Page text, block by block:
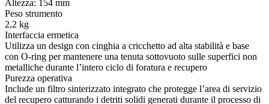
Altezza: 154 mm
Peso strumento
2,2 kg
Interfaccia ermetica
Utilizza un design con cinghia a cricchetto ad alta stabilità e base
con O-ring per mantenere una tenuta sottovuoto sulle superfici non
metalliche durante l’intero ciclo di foratura e recupero
Purezza operativa
Include un filtro sinterizzato integrato che protegge l’area di servizio
del recupero catturando i detriti solidi generati durante il processo di